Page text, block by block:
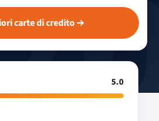
carte di credito
5.0